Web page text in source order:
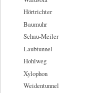
Hörtrichter
Baumuhr
Schau-Meiler
Laubtunnel
Hohlweg
Xylophon
Weidentunnel